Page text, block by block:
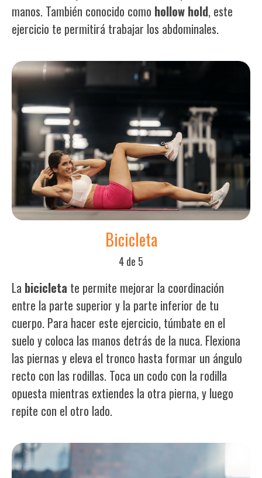
manos. También conocido como hollow hold, este
ejercicio te permitirá trabajar los abdominales.
Bicicleta
4 de 5
La bicicleta te permite mejorar la coordinación
entre la parte superior y la parte inferior de tu
cuerpo. Para hacer este ejercicio, túmbate en el
suelo y coloca las manos detrás de la nuca. Flexiona
las piernas y eleva el tronco hasta formar un ángulo
recto con las rodillas. Toca un codo con la rodilla
opuesta mientras extiendes la otra pierna, y luego
repite con el otro lado.